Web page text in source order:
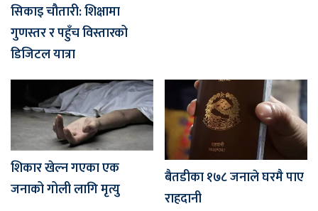
सिकाइ चौतारी: शिक्षामा
गुणस्तर र पहुँच विस्तारको
डिजिटल यात्रा
शिकार खेल्न गएका एक
जनाको गोली लागि मृत्यु
बैतडीका १७८ जनाले घरमै पाए
राहदानी